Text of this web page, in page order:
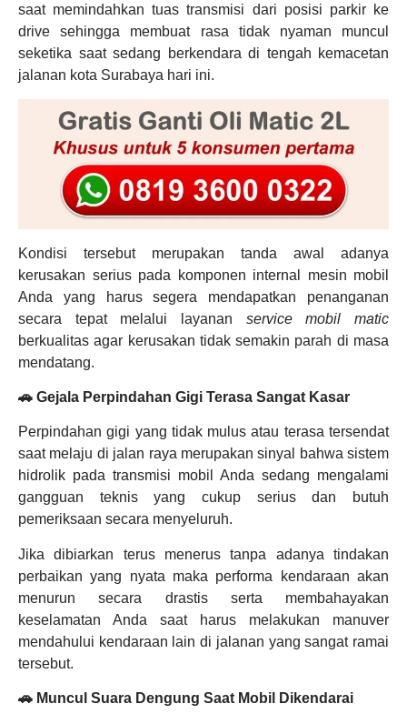
saat memindahkan tuas transmisi dari posisi parkir ke
drive sehingga membuat rasa tidak nyaman muncul
seketika saat sedang berkendara di tengah kemacetan
jalanan kota Surabaya hari ini.
Kondisi tersebut merupakan tanda awal adanya
kerusakan serius pada komponen internal mesin mobil
Anda yang harus segera mendapatkan penanganan
secara tepat melalui layanan service mobil matic
berkualitas agar kerusakan tidak semakin parah di masa
mendatang.
🚗 Gejala Perpindahan Gigi Terasa Sangat Kasar
Perpindahan gigi yang tidak mulus atau terasa tersendat
saat melaju di jalan raya merupakan sinyal bahwa sistem
hidrolik pada transmisi mobil Anda sedang mengalami
gangguan teknis yang cukup serius dan butuh
pemeriksaan secara menyeluruh.
Jika dibiarkan terus menerus tanpa adanya tindakan
perbaikan yang nyata maka performa kendaraan akan
menurun secara drastis serta membahayakan
keselamatan Anda saat harus melakukan manuver
mendahului kendaraan lain di jalanan yang sangat ramai
tersebut.
🚗 Muncul Suara Dengung Saat Mobil Dikendarai